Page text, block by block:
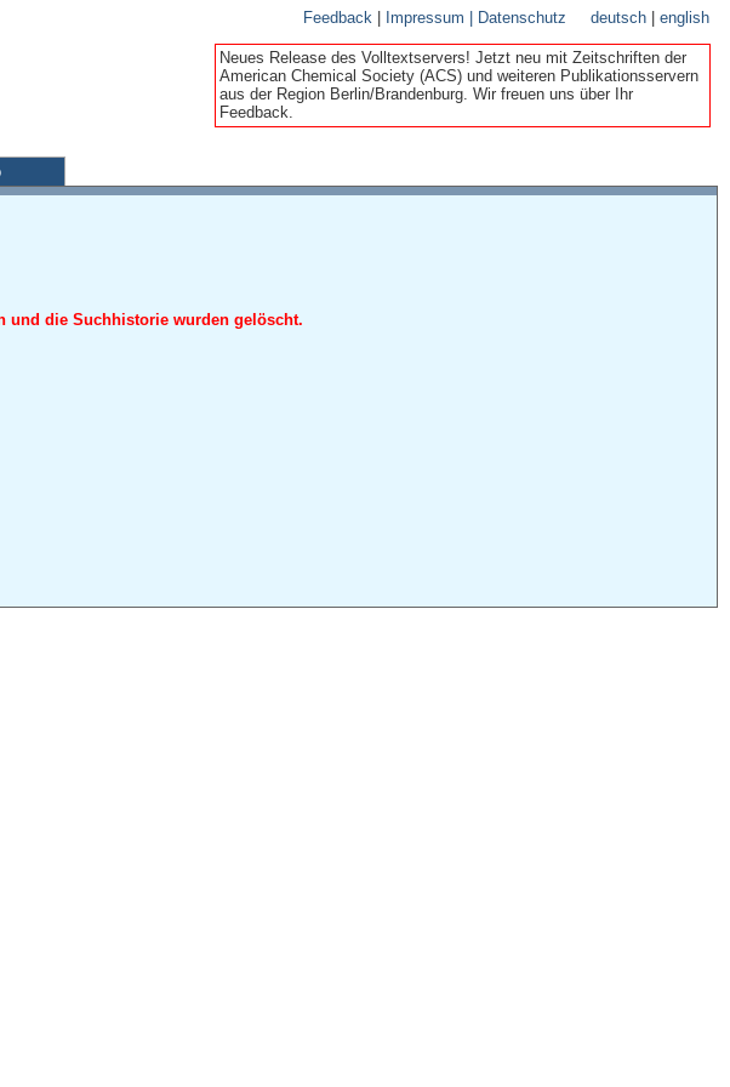
Feedback Impressum | Datenschutz deutsch |english
Neues Release des Volltextservers! Jetzt neu mit Zeitschriften der
American Chemical Society (ACS) und weiteren Publikationsservern
aus der Region Berlin/Brandenburg. Wir freuen uns über Ihr
Feedback.
und die Suchhistorie wurden gelöscht.